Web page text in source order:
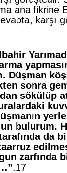
ana fikrine
karşı
Düşman
sonra
sökülüp
bulurum.
da
zarfında
.17